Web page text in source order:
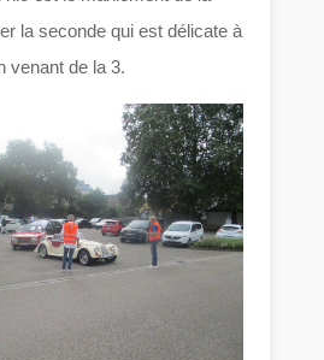
la seconde qui est délicate à
venant de la 3.